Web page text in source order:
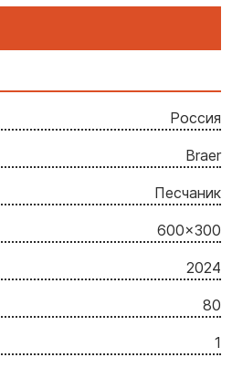
Россия
Braer
Песчаник
600x300
2024
80
1